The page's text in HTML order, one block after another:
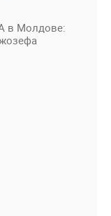
в Молдове: